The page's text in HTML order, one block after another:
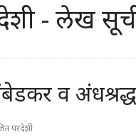
- लेख
व
परदेशी